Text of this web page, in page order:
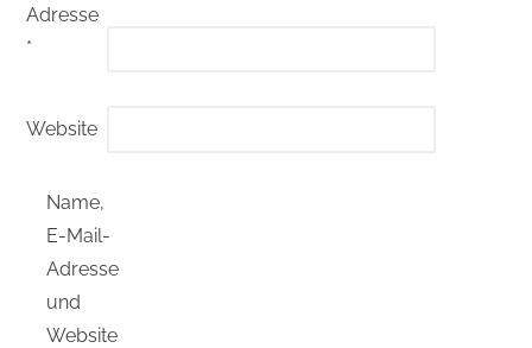
Adresse
*
Website
Name,
E-Mail-
Adresse
und
Website